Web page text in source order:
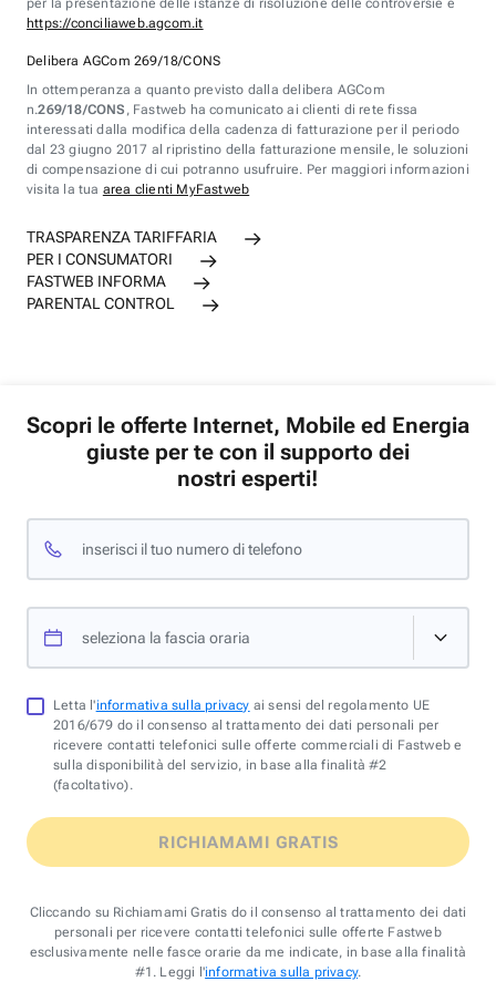
per la presentazione delle istanze di risoluzione delle controversie è
https://conciliaweb.agcom.it
Delibera AGCom 269/18/CONS
In ottemperanza a quanto previsto dalla delibera AGCom
n.269/18/CONS , Fastweb ha comunicato ai clienti di rete fissa
interessati dalla modifica della cadenza di fatturazione per il periodo
dal 23 giugno 2017 al ripristino della fatturazione mensile, le soluzioni
di compensazione di cui potranno usufruire. Per maggiori informazioni
visita la tua area clienti MyFastweb
TRASPARENZA TARIFFARIA
PER I CONSUMATORI
FASTWEB INFORMA
PARENTAL CONTROL
Scopri le offerte Internet, Mobile ed Energia
giuste per te con il supporto dei
nostri esperti!
inserisci il tuo numero di telefono
seleziona la fascia oraria
Letta l'informativa sulla privacy ai sensi del regolamento UE
2016/679 do il consenso al trattamento dei dati personali per
ricevere contatti telefonici sulle offerte commerciali di Fastweb e
sulla disponibilità del servizio, in base alla finalità #2
(facoltativo).
RICHIAMAMI GRATIS
Cliccando su Richiamami Gratis do il consenso al trattamento dei dati
personali per ricevere contatti telefonici sulle offerte Fastweb
esclusivamente nelle fasce orarie da me indicate, in base alla finalità
#1. Leggi l'informativa sulla privacy.